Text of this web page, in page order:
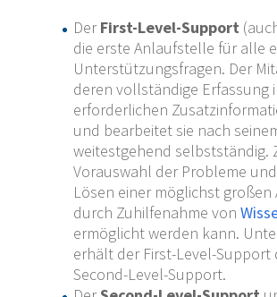
DerFirst-Level-Support
die erste Anlaufstelle für alle
Unterstützungsfragen. Der
deren vollständige Erfassung
erforderlichen
und bearbeitet sie nach
weitestgehend selbstständig.
Vorauswahl der Probleme
Lösen einer möglichst großen
durch Zuhilfenahme von
ermöglicht werden kann.
erhält der First-Level-Support
Second-Level-Support.